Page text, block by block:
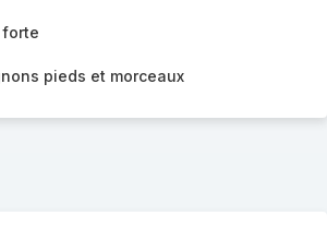
forte
pieds et morceaux